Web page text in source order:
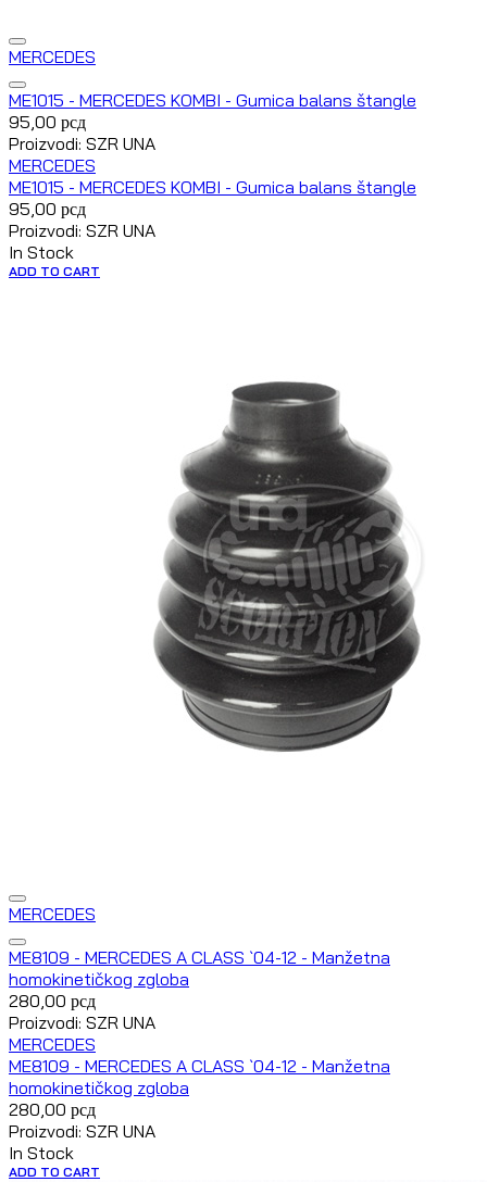
MERCEDES
ME1015 - MERCEDES KOMBI - Gumica balans štangle
95,00 рсд
Proizvodi: SZR UNA
MERCEDES
ME1015 - MERCEDES KOMBI - Gumica balans štangle
95,00 рсд
Proizvodi: SZR UNA
In Stock
ADD TO CART
MERCEDES
ME8109 - MERCEDES A CLASS `04-12 - Manžetna
homokinetičkog zgloba
280,00 рсд
Proizvodi: SZR UNA
MERCEDES
ME8109 - MERCEDES A CLASS `04-12 - Manžetna
homokinetičkog zgloba
280,00 рсд
Proizvodi: SZR UNA
In Stock
ADD TO CART